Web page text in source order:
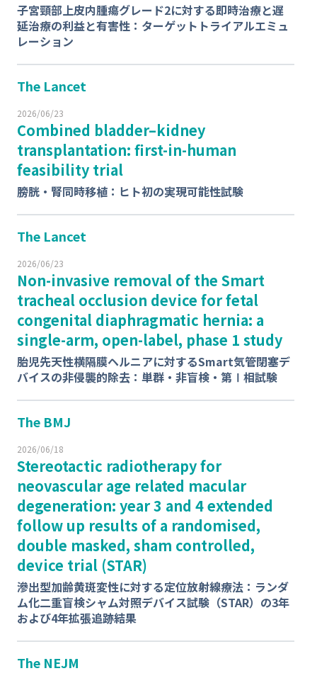
子宮頸部上皮内腫瘍グレード2に対する即時治療と遅
延治療の利益と有害性：ターゲットトライアルエミュ
レーション
The Lancet
2026/06/23
Combined bladder–kidney
transplantation: first-in-human
feasibility trial
膀胱・腎同時移植：ヒト初の実現可能性試験
The Lancet
2026/06/23
Non-invasive removal of the Smart
tracheal occlusion device for fetal
congenital diaphragmatic hernia: a
single-arm, open-label, phase 1 study
胎児先天性横隔膜ヘルニアに対するSmart気管閉塞デ
バイスの非侵襲的除去：単群・非盲検・第Ⅰ相試験
The BMJ
2026/06/18
Stereotactic radiotherapy for
neovascular age related macular
degeneration: year 3 and 4 extended
follow up results of a randomised,
double masked, sham controlled,
device trial (STAR)
滲出型加齢黄斑変性に対する定位放射線療法：ランダ
ム化二重盲検シャム対照デバイス試験（STAR）の3年
および4年拡張追跡結果
The NEJM